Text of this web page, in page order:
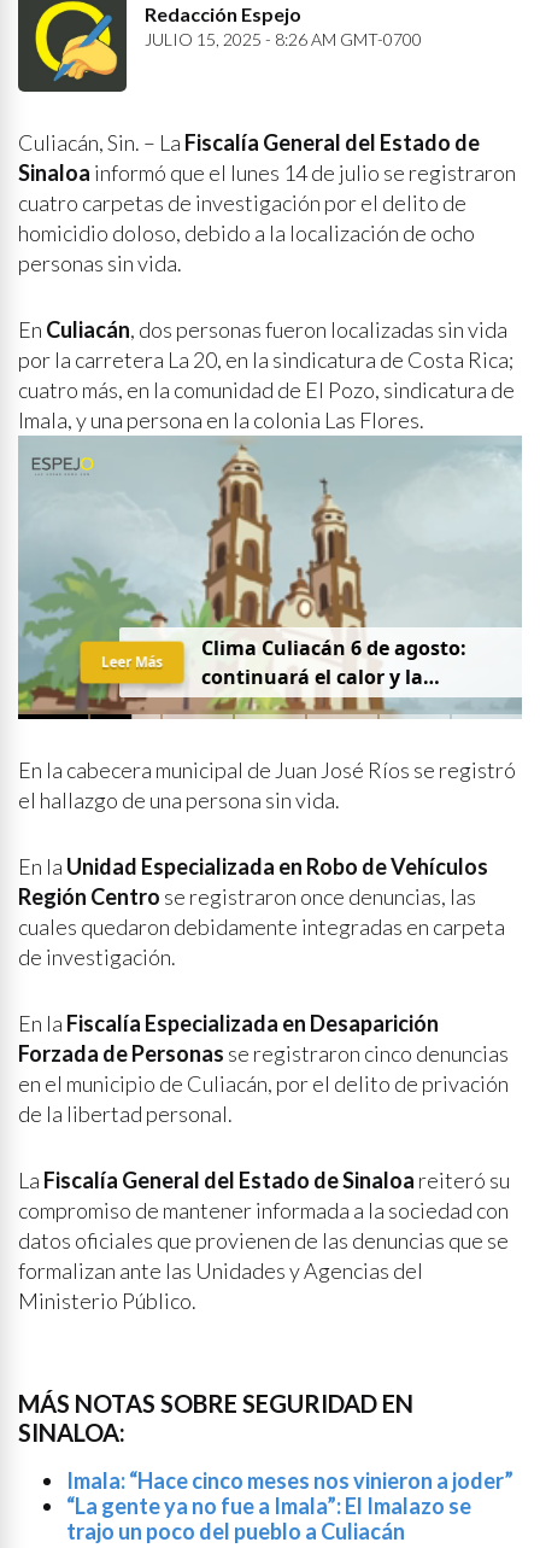
Redacción Espejo
JULIO 15, 2025 - 8:26 AM GMT-0700
Culiacán, Sin. – La Fiscalía General del Estado de
Sinaloa informó que el lunes 14 de julio se registraron
cuatro carpetas de investigación por el delito de
homicidio doloso, debido a la localización de ocho
personas sin vida.
En Culiacán, dos personas fueron localizadas sin vida
por la carretera La 20, en la sindicatura de Costa Rica;
cuatro más, en la comunidad de El Pozo, sindicatura de
Imala, y una persona en la colonia Las Flores.
Clima Culiacán 6 de agosto:
continuará el calor y la
probabilidad de lluvia
Leer Más
En la cabecera municipal de Juan José Ríos se registró
el hallazgo de una persona sin vida.
En la Unidad Especializada en Robo de Vehículos
Región Centro se registraron once denuncias, las
cuales quedaron debidamente integradas en carpeta
de investigación.
En la Fiscalía Especializada en Desaparición
Forzada de Personas se registraron cinco denuncias
en el municipio de Culiacán, por el delito de privación
de la libertad personal.
La Fiscalía General del Estado de Sinaloa reiteró su
compromiso de mantener informada a la sociedad con
datos oficiales que provienen de las denuncias que se
formalizan ante las Unidades y Agencias del
Ministerio Público.
MÁS NOTAS SOBRE SEGURIDAD EN
SINALOA:
Imala: “Hace cinco meses nos vinieron a joder”
“La gente ya no fue a Imala”: El Imalazo se
trajo un poco del pueblo a Culiacán